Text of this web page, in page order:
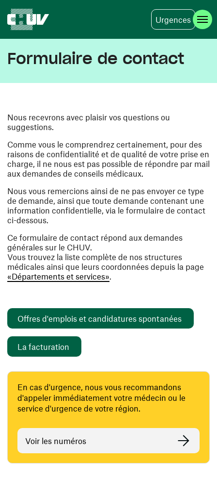
Urgences
Formulaire de contact
Nous recevrons avec plaisir vos questions ou
suggestions.
Comme vous le comprendrez certainement, pour des
raisons de confidentialité et de qualité de votre prise en
charge, il ne nous est pas possible de répondre par mail
aux demandes de conseils médicaux.
Nous vous remercions ainsi de ne pas envoyer ce type
de demande, ainsi que toute demande contenant une
information confidentielle, via le formulaire de contact
ci-dessous.
Ce formulaire de contact répond aux demandes
générales sur le CHUV.
Vous trouvez la liste complète de nos structures
médicales ainsi que leurs coordonnées depuis la page
«Départements et services».
Offres d'emplois et candidatures spontanées
La facturation
En cas d'urgence, nous vous recommandons
d'appeler immédiatement votre médecin ou le
service d'urgence de votre région.
Voir les numéros